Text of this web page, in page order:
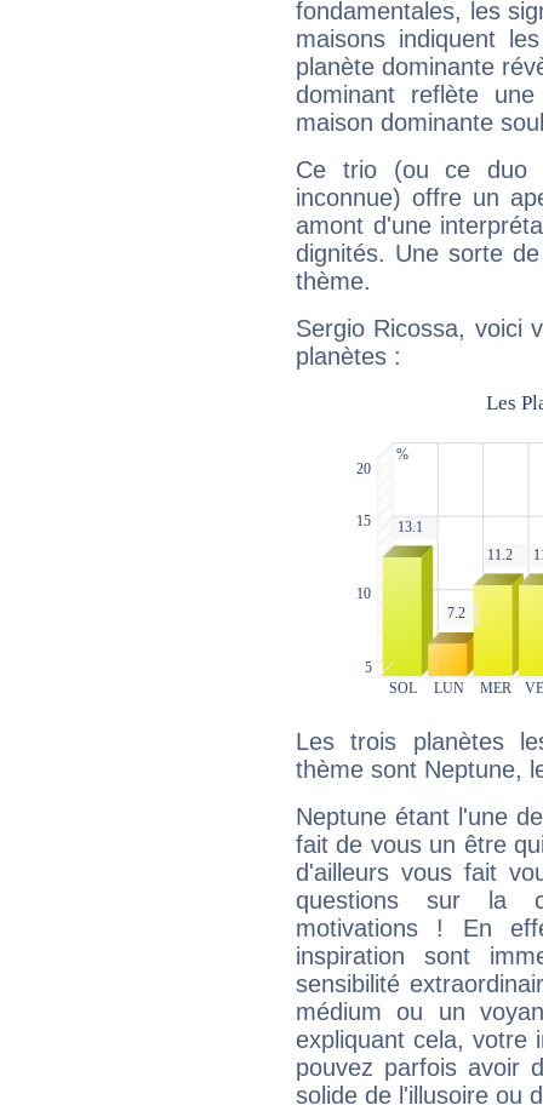
fondamentales, les
maisons indiquent
planète dominante
dominant reflète
maison dominante
Ce trio (ou ce duo
inconnue) offre un
amont d'une
dignités. Une sorte
thème.
Sergio Ricossa, voici
planètes :
Les trois planètes
thème sont Neptune,
Neptune étant l'une
fait de vous un être
d'ailleurs vous fait
questions sur la
motivations ! En
inspiration sont
sensibilité
médium ou un
expliquant cela, votre
pouvez parfois avoir
solide de l'illusoire ou